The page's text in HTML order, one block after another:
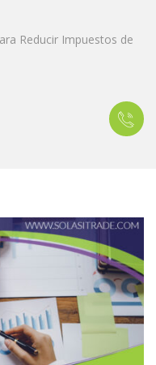
Reducir Impuestos de